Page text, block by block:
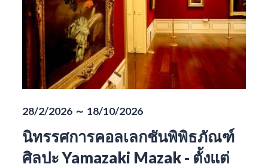
28/2/2026 ～ 18/10/2026
นิทรรศการคอลเลกชันพิพิธภัณฑ์
ศิลปะ Yamazaki Mazak - ตั้งแต่